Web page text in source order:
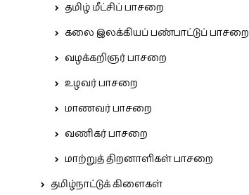
தமிழ் மீட்சிப் பாசறை
கலை இலக்கியப் பண்பாட்டுப் பாசறை
வழக்கறிஞர் பாசறை
உழவர் பாசறை
மாணவர் பாசறை
வணிகர் பாசறை
மாற்றுத் திறனாளிகள் பாசறை
தமிழ்நாட்டுக் கிளைகள்